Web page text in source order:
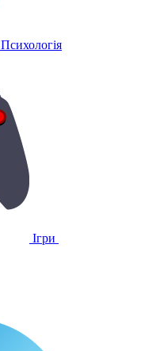
Психологія
Ігри